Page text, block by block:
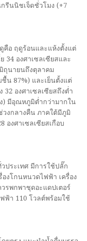
กรีนนิชเจ็ดชั่วโมง (+7
คือ ฤดูร้อนและแห้งตั้งแต่
34 องศาเซลเซียสและ
ถุนายนถึงตุลาคม
น 87%) และเย็นตั้งแต่
องศาเซลเซียสถึงต่ำ
) มีอุณหภูมิต่ำกว่ามากใน
วงกลางคืน ภาคใต้มีภูมิ
องศาเซลเซียสเกือบ
ประเทศ มีการใช้ปลั๊ก
องโกนหนวดไฟฟ้า เครื่อง
รพกพาชุดอะแดปเตอร์
ฟ้า 110 โวลต์พร้อมใช้